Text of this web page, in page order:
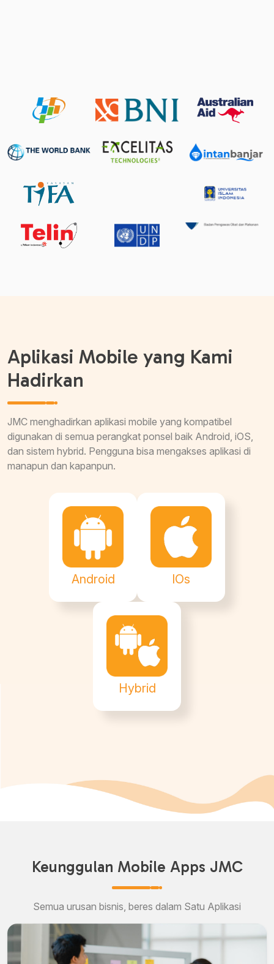
Aplikasi Mobile yang Kami
Hadirkan
JMC menghadirkan aplikasi mobile yang kompatibel
digunakan di semua perangkat ponsel baik Android, iOS,
dan sistem hybrid. Pengguna bisa mengakses aplikasi di
manapun dan kapanpun.
Android IOs
Hybrid
Keunggulan Mobile Apps JMC
Semua urusan bisnis, beres dalam Satu Aplikasi